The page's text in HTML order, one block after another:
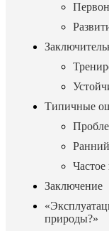
Типичные
Заключение
природы?»